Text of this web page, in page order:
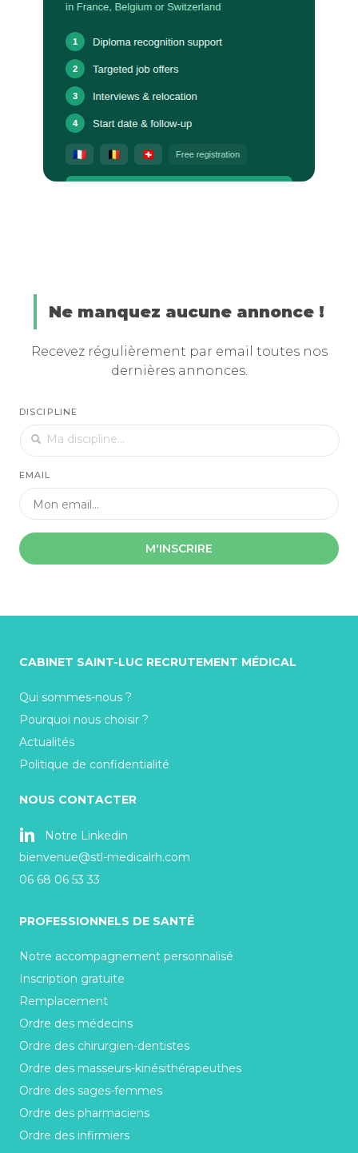
Ne manquez aucune annonce !
Recevez régulièrement par email toutes nos
dernières annonces.
DISCIPLINE
EMAIL
M'INSCRIRE
CABINET SAINT-LUC RECRUTEMENT MÉDICAL
Qui sommes-nous ?
Pourquoi nous choisir ?
Actualités
Politique de confidentialité
NOUS CONTACTER
Notre Linkedin
bienvenue@stl-medicalrh.com
06 68 06 53 33
PROFESSIONNELS DE SANTÉ
Notre accompagnement personnalisé
Inscription gratuite
Remplacement
Ordre des médecins
Ordre des chirurgien-dentistes
Ordre des masseurs-kinésithérapeuthes
Ordre des sages-femmes
Ordre des pharmaciens
Ordre des infirmiers